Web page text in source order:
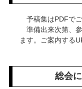
予稿集はPDFでご
準備出来次第、
ます。ご案内する
総会